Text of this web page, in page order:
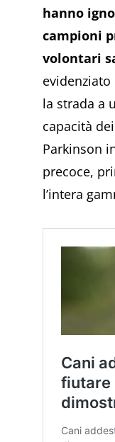
hanno
campioni
volontari
la strada a
capacità
Parkinson
precoce,
l’intera